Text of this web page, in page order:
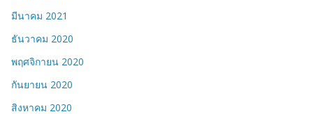
มีนาคม 2021
ธันวาคม 2020
พฤศจิกายน 2020
กันยายน 2020
สิงหาคม 2020